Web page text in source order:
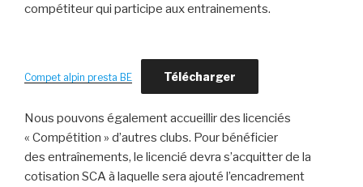
compétiteur qui participe aux entrainements.
Compet alpin presta BE Télécharger
Nous pouvons également accueillir des licenciés
« Compétition » d’autres clubs. Pour bénéficier
des entraînements, le licencié devra s’acquitter de la
cotisation SCA à laquelle sera ajouté l’encadrement